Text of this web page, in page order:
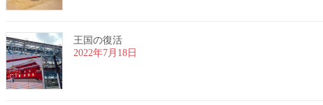
王国の復活
2022年7月18日